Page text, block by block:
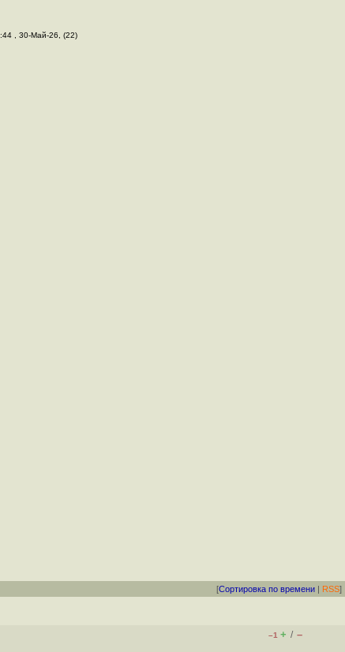
, 30-Май-26, (22)
[Сортировка по времени | RSS]
–1 + / –